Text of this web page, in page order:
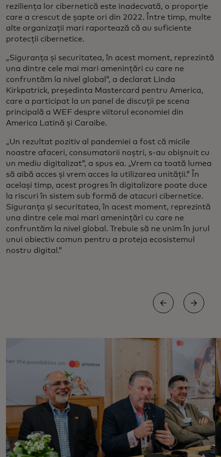
reziliența lor cibernetică este inadecvată, o proporție
care a crescut de șapte ori din 2022. Între timp, multe
alte organizații mari raportează că au suficiente
protecții cibernetice.
„Siguranța și securitatea, în acest moment, reprezintă
una dintre cele mai mari amenințări cu care ne
confruntăm la nivel global”, a declarat Linda
Kirkpatrick, președinta Mastercard pentru America,
care a participat la un panel de discuții pe scena
principală a WEF despre viitorul economiei din
America Latină și Caraibe.
„Un rezultat pozitiv al pandemiei a fost că micile
noastre afaceri, consumatorii noștri, s-au obișnuit cu
un mediu digitalizat”, a spus ea. „Vrem ca toată lumea
să aibă acces și vrem acces la utilizarea unității.” În
același timp, acest progres în digitalizare poate duce
la riscuri în sistem sub formă de atacuri cibernetice.
Siguranța și securitatea, în acest moment, reprezintă
una dintre cele mai mari amenințări cu care ne
confruntăm la nivel global. Trebuie să ne unim în jurul
unui obiectiv comun pentru a proteja ecosistemul
nostru digital.”